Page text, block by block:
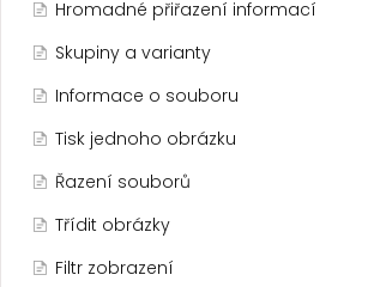
Hromadné přiřazení informací
Skupiny a varianty
Informace o souboru
Tisk jednoho obrázku
Řazení souborů
Třídit obrázky
Filtr zobrazení